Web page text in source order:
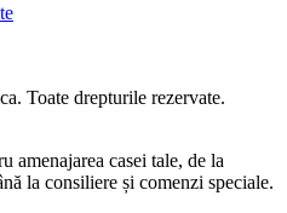
Toate drepturile rezervate.
amenajarea casei tale, de la
la consiliere și comenzi speciale.